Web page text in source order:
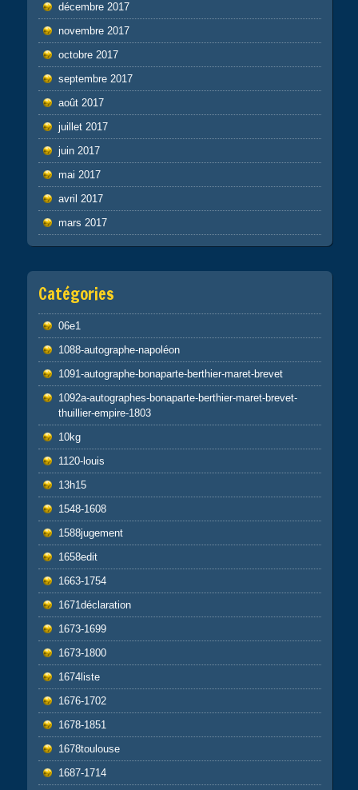
décembre 2017
novembre 2017
octobre 2017
septembre 2017
août 2017
juillet 2017
juin 2017
mai 2017
avril 2017
mars 2017
Catégories
06e1
1088-autographe-napoléon
1091-autographe-bonaparte-berthier-maret-brevet
1092a-autographes-bonaparte-berthier-maret-brevet-
thuillier-empire-1803
10kg
1120-louis
13h15
1548-1608
1588jugement
1658edit
1663-1754
1671déclaration
1673-1699
1673-1800
1674liste
1676-1702
1678-1851
1678toulouse
1687-1714